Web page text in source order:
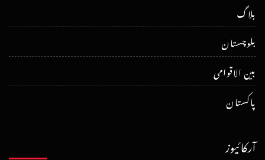
بلاگ
بلوچستان
بین الاقوامی
پاکستان
آرکائیوز